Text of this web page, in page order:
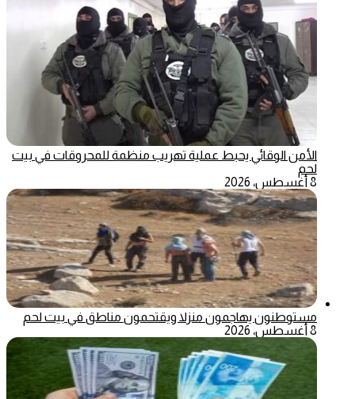
الأمن الوقائي يحبط عملية تهريب منظمة للمحروقات في بيت
لحم
8 أغسطس، 2026
مستوطنون يهاجمون منزلا ويقتحمون مناطق في بيت لحم
8 أغسطس، 2026